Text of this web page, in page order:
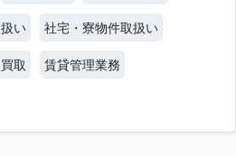
い 社宅・寮物件取扱い
取 賃貸管理業務